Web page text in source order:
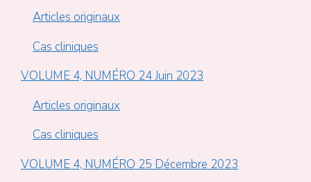
Articles originaux
Cas cliniques
VOLUME 4, NUMÉRO 24 Juin 2023
Articles originaux
Cas cliniques
VOLUME 4, NUMÉRO 25 Décembre 2023